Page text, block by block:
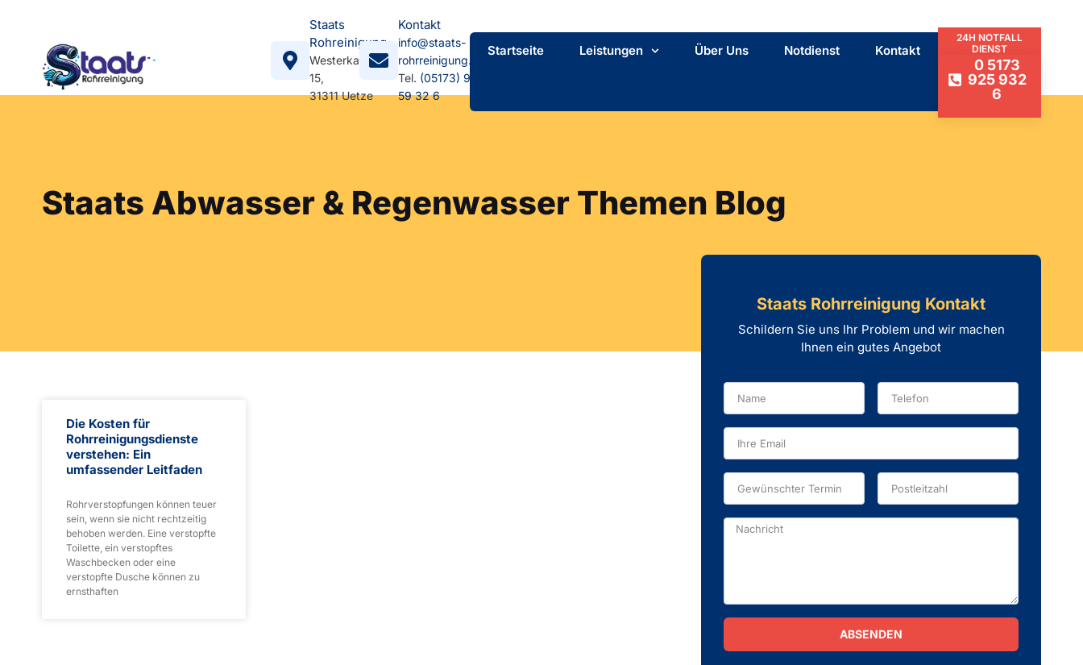
Staats
Rohreinigung
Westerkampstr.
15,
31311 Uetze
Kontakt
info@staats-
rohrreinigung.de
Tel. (05173) 92
59 32 6
Startseite Leistungen Über Uns Notdienst Kontakt
24H NOTFALL
DIENST
0 5173
925 932
6
Staats Abwasser & Regenwasser Themen Blog
Die Kosten für
Rohrreinigungsdienste
verstehen: Ein
umfassender Leitfaden
Rohrverstopfungen können teuer
sein, wenn sie nicht rechtzeitig
behoben werden. Eine verstopfte
Toilette, ein verstopftes
Waschbecken oder eine
verstopfte Dusche können zu
ernsthaften
Staats Rohrreinigung Kontakt
Schildern Sie uns Ihr Problem und wir machen
Ihnen ein gutes Angebot
ABSENDEN